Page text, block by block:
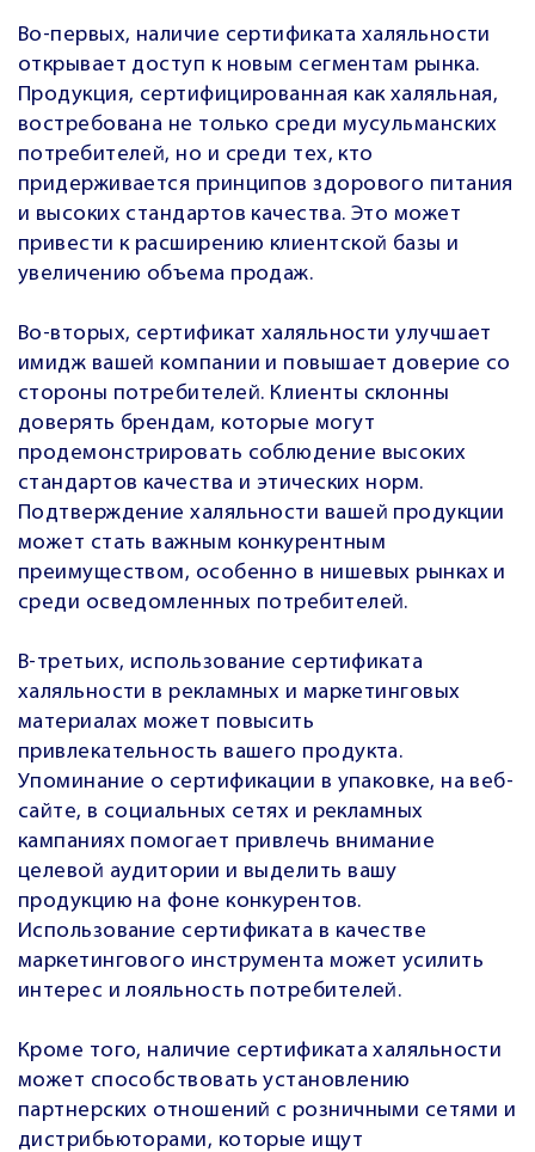
Во-первых, наличие сертификата халяльности
открывает доступ к новым сегментам рынка.
Продукция, сертифицированная как халяльная,
востребована не только среди мусульманских
потребителей, но и среди тех, кто
придерживается принципов здорового питания
и высоких стандартов качества. Это может
привести к расширению клиентской базы и
увеличению объема продаж.
Во-вторых, сертификат халяльности улучшает
имидж вашей компании и повышает доверие со
стороны потребителей. Клиенты склонны
доверять брендам, которые могут
продемонстрировать соблюдение высоких
стандартов качества и этических норм.
Подтверждение халяльности вашей продукции
может стать важным конкурентным
преимуществом, особенно в нишевых рынках и
среди осведомленных потребителей.
В-третьих, использование сертификата
халяльности в рекламных и маркетинговых
материалах может повысить
привлекательность вашего продукта.
Упоминание о сертификации в упаковке, на веб-
сайте, в социальных сетях и рекламных
кампаниях помогает привлечь внимание
целевой аудитории и выделить вашу
продукцию на фоне конкурентов.
Использование сертификата в качестве
маркетингового инструмента может усилить
интерес и лояльность потребителей.
Кроме того, наличие сертификата халяльности
может способствовать установлению
партнерских отношений с розничными сетями и
дистрибьюторами, которые ищут